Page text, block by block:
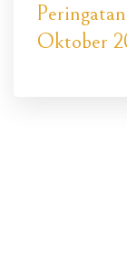
Oktober